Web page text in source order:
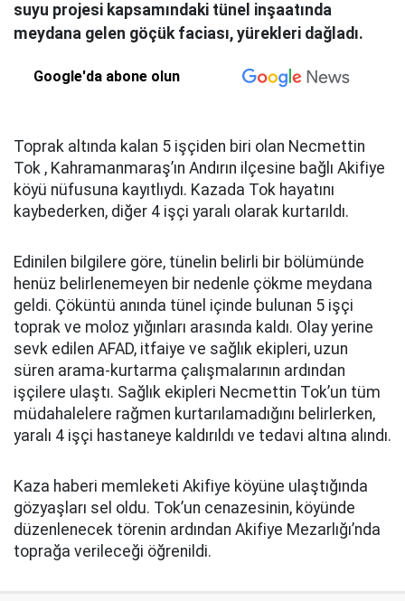
suyu projesi kapsamındaki tünel inşaatında
meydana gelen göçük faciası, yürekleri dağladı.
Google'da abone olun
Toprak altında kalan 5 işçiden biri olan Necmettin
Tok , Kahramanmaraş’ın Andırın ilçesine bağlı Akifiye
köyü nüfusuna kayıtlıydı. Kazada Tok hayatını
kaybederken, diğer 4 işçi yaralı olarak kurtarıldı.
Edinilen bilgilere göre, tünelin belirli bir bölümünde
henüz belirlenemeyen bir nedenle çökme meydana
geldi. Çöküntü anında tünel içinde bulunan 5 işçi
toprak ve moloz yığınları arasında kaldı. Olay yerine
sevk edilen AFAD, itfaiye ve sağlık ekipleri, uzun
süren arama-kurtarma çalışmalarının ardından
işçilere ulaştı. Sağlık ekipleri Necmettin Tok’un tüm
müdahalelere rağmen kurtarılamadığını belirlerken,
yaralı 4 işçi hastaneye kaldırıldı ve tedavi altına alındı.
Kaza haberi memleketi Akifiye köyüne ulaştığında
gözyaşları sel oldu. Tok’un cenazesinin, köyünde
düzenlenecek törenin ardından Akifiye Mezarlığı’nda
toprağa verileceği öğrenildi.